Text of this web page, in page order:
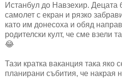
Истанбул до Навзехир. Децата
самолет с екран и рязко
като им донесоха и обяд
родителски култ, че сме взели
😂
Тази кратка ваканция така яко
планирани събития, че накрая